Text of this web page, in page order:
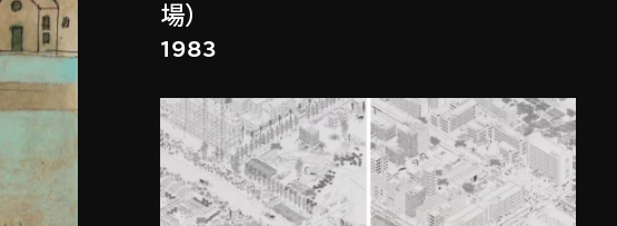
場）
1983